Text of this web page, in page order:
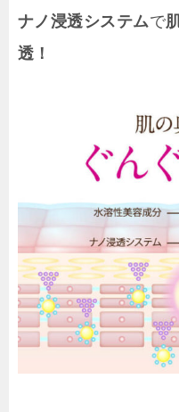
ナノ浸透システムで
透！